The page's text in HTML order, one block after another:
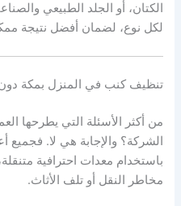
الكتان، أو الجلد الطبيعي
لكل نوع، لضمان أفضل نتيجة
تنظيف كنب في المنزل بمكة دون
من أكثر الأسئلة التي يطرحها
الشركة؟ والإجابة هي لا. فجميع
باستخدام معدات احترافية
مخاطر النقل أو تلف الأثاث.